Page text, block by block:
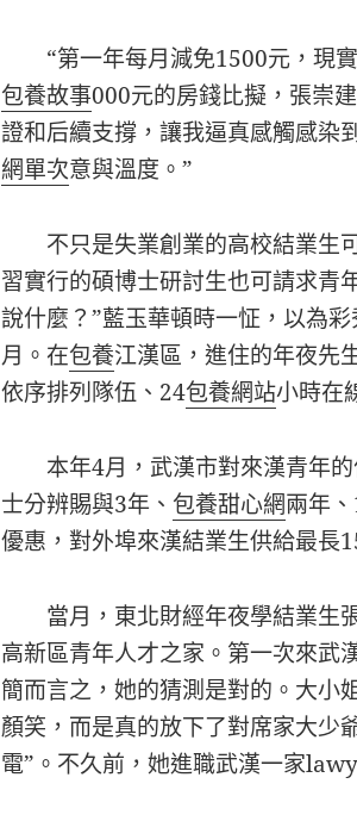
“第一年每月減免1500元，現
包養故事000元的房錢比擬，張崇
證和后續支撐，讓我逼真感觸感染
網單次意與溫度。”
不只是失業創業的高校結業生
習實行的碩博士研討生也可請求青
說什麼？”藍玉華頓時一怔，以為
月。在包養江漢區，進住的年夜先
依序排列隊伍、24包養網站小時在
本年4月，武漢市對來漢青年
士分辨賜與3年、 包養甜心網兩年
優惠，對外埠來漢結業生供給最長
當月，東北財經年夜學結業生
高新區青年人才之家。第一次來武
簡而言之，她的猜測是對的。大小
顏笑，而是真的放下了對席家大少
電”。不久前，她進職武漢一家